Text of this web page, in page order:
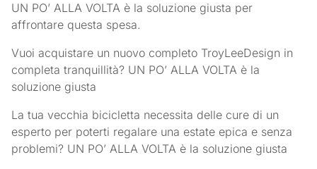
UN PO’ ALLA VOLTA è la soluzione giusta per
affrontare questa spesa.
Vuoi acquistare un nuovo completo TroyLeeDesign in
completa tranquillità? UN PO’ ALLA VOLTA è la
soluzione giusta
La tua vecchia bicicletta necessita delle cure di un
esperto per poterti regalare una estate epica e senza
problemi? UN PO’ ALLA VOLTA è la soluzione giusta